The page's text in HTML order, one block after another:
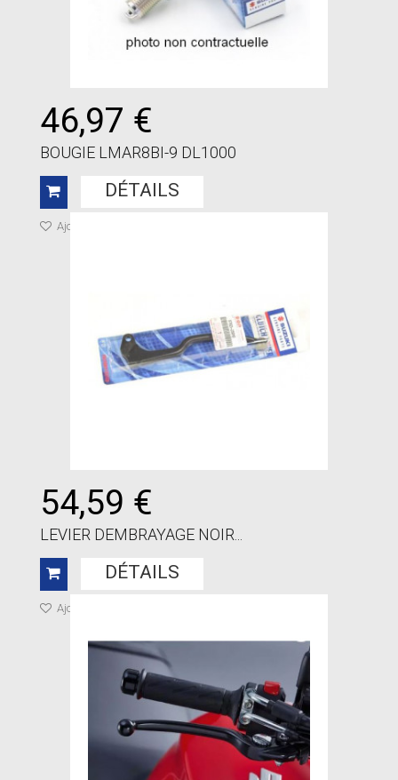
46,97 €
BOUGIE LMAR8BI-9 DL1000
DÉTAILS
Ajouter à ma liste de cadeaux
54,59 €
LEVIER DEMBRAYAGE NOIR...
DÉTAILS
Ajouter à ma liste de cadeaux